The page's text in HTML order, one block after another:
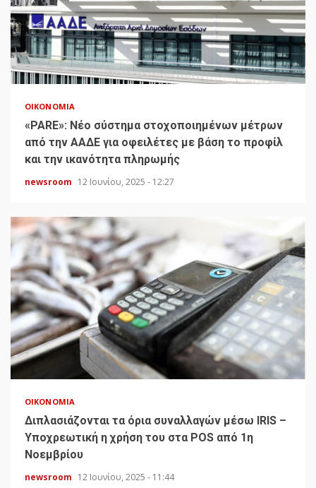
ΟΙΚΟΝΟΜΊΑ
«PARE»: Νέο σύστημα στοχοποιημένων μέτρων
από την ΑΑΔΕ για οφειλέτες με βάση το προφίλ
και την ικανότητα πληρωμής
newsroom 12 Ιουνίου, 2025 - 12:27
ΟΙΚΟΝΟΜΊΑ
Διπλασιάζονται τα όρια συναλλαγών μέσω IRIS –
Υποχρεωτική η χρήση του στα POS από 1η
Νοεμβρίου
newsroom 12 Ιουνίου, 2025 - 11:44